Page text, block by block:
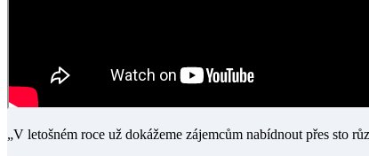
„V letošném roce už dokážeme zájemcům nabídnout přes sto